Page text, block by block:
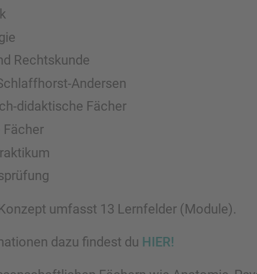
Rechtskunde
Andersen
didaktische Fächer
umfasst 13 Lernfelder (Module).
dazu findest du HIER!